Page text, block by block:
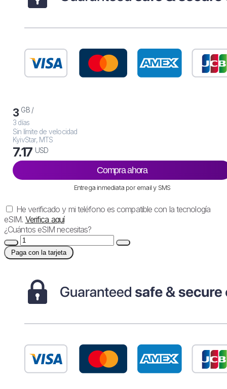
3 GB /
3 días
Sin límite de velocidad
KyivStar, MTS
7.17 USD
Compra ahora
Entrega inmediata por email y SMS
He verificado y mi teléfono es compatible con la tecnología
eSIM. Verifica aquí
¿Cuántos eSIM necesitas?
Paga con la tarjeta